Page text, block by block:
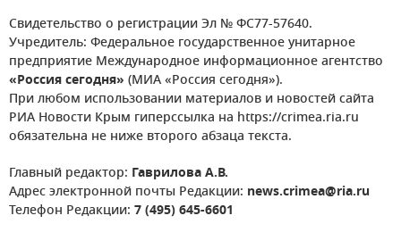
Свидетельство о регистрации Эл № ФС77-57640.
Учредитель: Федеральное государственное унитарное
предприятие Международное информационное агентство
«Россия сегодня» (МИА «Россия сегодня»).
При любом использовании материалов и новостей сайта
РИА Новости Крым гиперссылка на https://crimea.ria.ru
обязательна не ниже второго абзаца текста.
Главный редактор: Гаврилова А.В.
Адрес электронной почты Редакции: news.crimea@ria.ru
Телефон Редакции: 7 (495) 645-6601